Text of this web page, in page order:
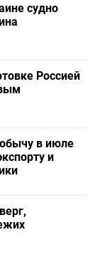
судно
Россией
в июле
и